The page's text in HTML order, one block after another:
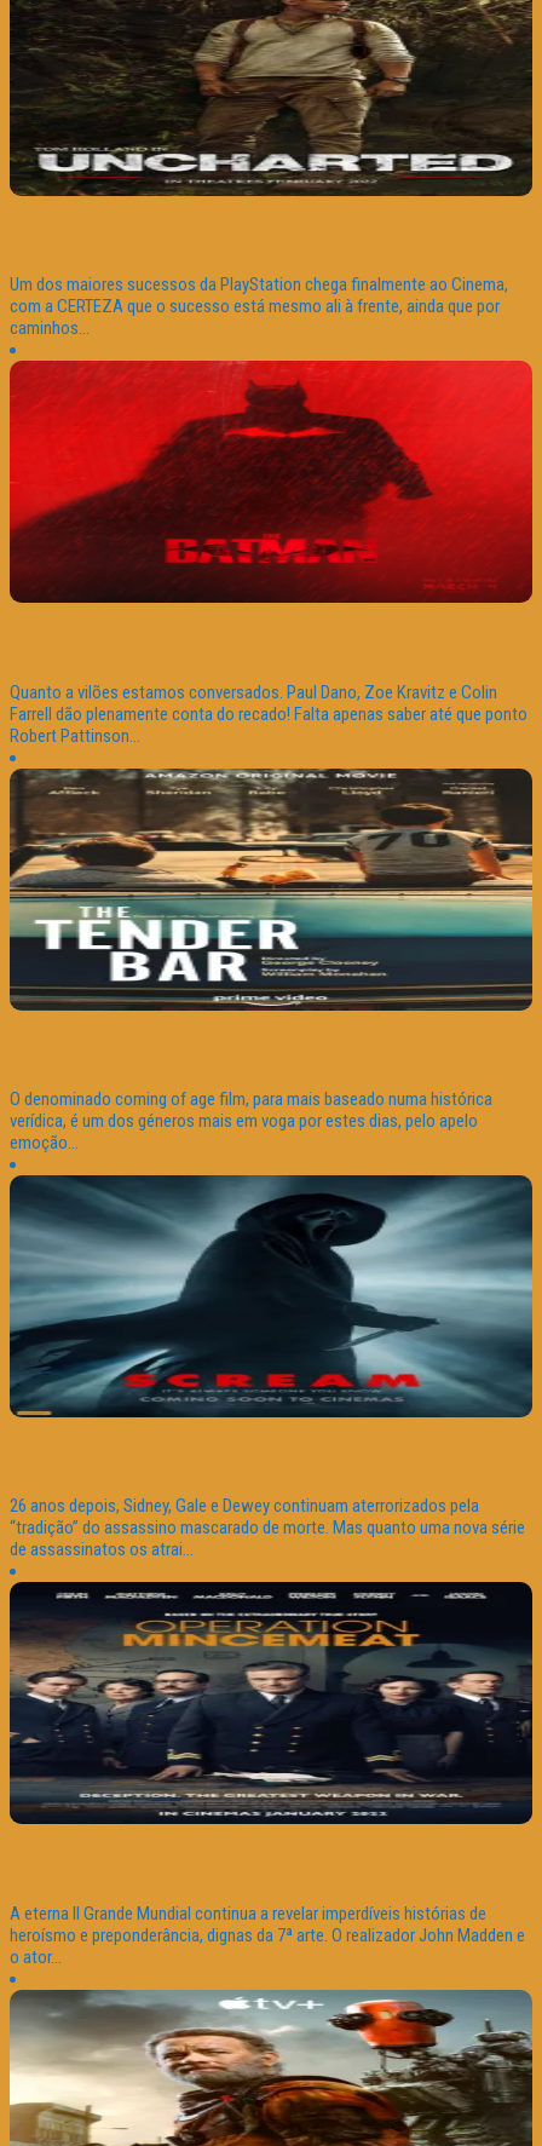
Um dos maiores sucessos da PlayStation chega finalmente ao Cinema,
com a CERTEZA que o sucesso está mesmo ali à frente, ainda que por
caminhos...
Quanto a vilões estamos conversados. Paul Dano, Zoe Kravitz e Colin
Farrell dão plenamente conta do recado! Falta apenas saber até que ponto
Robert Pattinson...
O denominado coming of age film, para mais baseado numa histórica
verídica, é um dos géneros mais em voga por estes dias, pelo apelo
emoção...
26 anos depois, Sidney, Gale e Dewey continuam aterrorizados pela
“tradição” do assassino mascarado de morte. Mas quanto uma nova série
de assassinatos os atrai...
A eterna II Grande Mundial continua a revelar imperdíveis histórias de
heroísmo e preponderância, dignas da 7ª arte. O realizador John Madden e
o ator...